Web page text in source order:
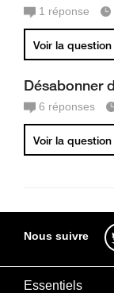
1 réponse
Voir la question
Désabonner
6 réponses
Voir la question
Nous suivre
Essentiels